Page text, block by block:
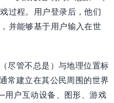
过程。用户登录后，他们
并能够基于用户输入在世
尽管不总是）与地理位置标
常建立在其公民周围的世界
户互动设备、图形、游戏